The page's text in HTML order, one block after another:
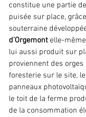
constitue une partie
puisée sur place,
souterraine
d’Orgemont elle-
lui aussi produit sur
proviennent des
foresterie sur le site,
panneaux
le toit de la ferme
de la consommation